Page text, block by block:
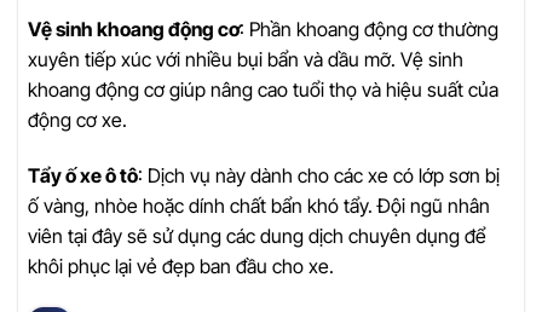
Vệ sinh khoang động cơ: Phần khoang động cơ thường
xuyên tiếp xúc với nhiều bụi bẩn và dầu mỡ. Vệ sinh
khoang động cơ giúp nâng cao tuổi thọ và hiệu suất của
động cơ xe.
Tẩy ố xe ô tô: Dịch vụ này dành cho các xe có lớp sơn bị
ố vàng, nhòe hoặc dính chất bẩn khó tẩy. Đội ngũ nhân
viên tại đây sẽ sử dụng các dung dịch chuyên dụng để
khôi phục lại vẻ đẹp ban đầu cho xe.